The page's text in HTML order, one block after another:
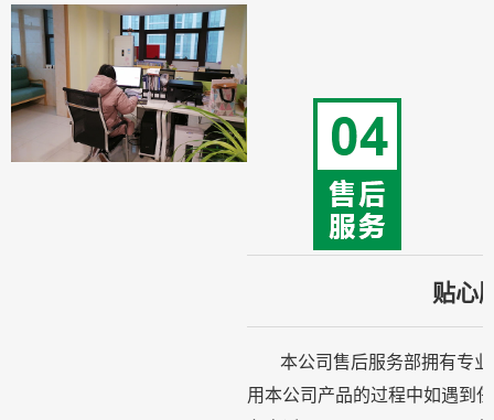
贴心
本公司售后服务部拥有专
用本公司产品的过程中如遇到